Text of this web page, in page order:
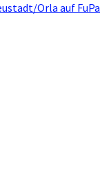
Orla auf FuPa